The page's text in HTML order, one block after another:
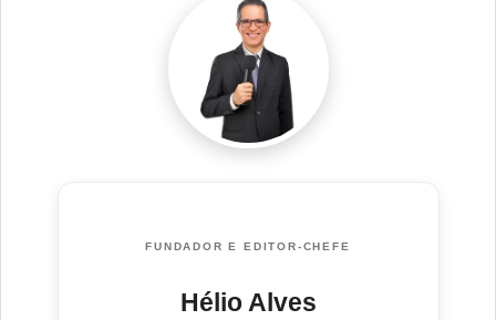
FUNDADOR E EDITOR-CHEFE
Hélio Alves